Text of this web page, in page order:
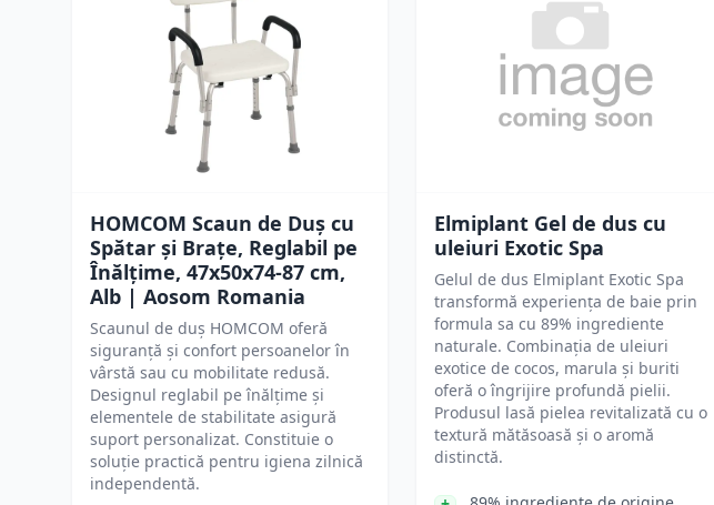
HOMCOM Scaun de Duș cu
Spătar și Brațe, Reglabil pe
Înălțime, 47x50x74-87 cm,
Alb | Aosom Romania
Scaunul de duș HOMCOM oferă
siguranță și confort persoanelor în
vârstă sau cu mobilitate redusă.
Designul reglabil pe înălțime și
elementele de stabilitate asigură
suport personalizat. Constituie o
soluție practică pentru igiena zilnică
independentă.
Elmiplant Gel de dus cu
uleiuri Exotic Spa
Gelul de dus Elmiplant Exotic Spa
transformă experiența de baie prin
formula sa cu 89% ingrediente
naturale. Combinația de uleiuri
exotice de cocos, marula și buriti
oferă o îngrijire profundă pielii.
Produsul lasă pielea revitalizată cu o
textură mătăsoasă și o aromă
distinctă.